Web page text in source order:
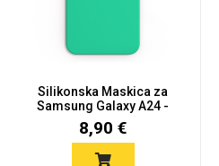
Silikonska Maskica za
Samsung Galaxy A24 -
Tir...
8,90 €
Monogrami